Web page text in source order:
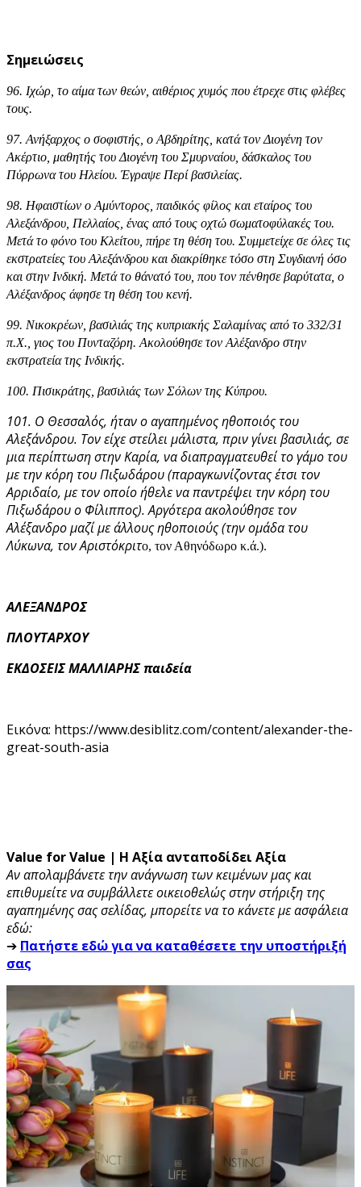
Σημειώσεις
96. Ιχώρ, το αίμα των θεών, αιθέριος χυμός που έτρεχε στις φλέβες
τους.
97. Ανήξαρχος ο σοφιστής, ο Αβδηρίτης, κατά τον Διογένη τον
Ακέρτιο, μαθητής του Διογένη του Σμυρναίου, δάσκαλος του
Πύρρωνα του Ηλείου. Έγραψε Περί βασιλείας.
98. Ηφαιστίων ο Αμύντορος, παιδικός φίλος και εταίρος του
Αλεξάνδρου, Πελλαίος, ένας από τους οχτώ σωματοφύλακές του.
Μετά το φόνο του Κλείτου, πήρε τη θέση του. Συμμετείχε σε όλες τις
εκστρατείες του Αλεξάνδρου και διακρίθηκε τόσο στη Συγδιανή όσο
και στην Ινδική. Μετά το θάνατό του, που τον πένθησε βαρύτατα, ο
Αλέξανδρος άφησε τη θέση του κενή.
99. Νικοκρέων, βασιλιάς της κυπριακής Σαλαμίνας από το 332/31
π.Χ., γιος του Πυνταζόρη. Ακολούθησε τον Αλέξανδρο στην
εκστρατεία της Ινδικής.
100. Πισικράτης, βασιλιάς των Σόλων της Κύπρου.
101. Ο Θεσσαλός, ήταν ο αγαπημένος ηθοποιός του
Αλεξάνδρου. Τον είχε στείλει μάλιστα, πριν γίνει βασιλιάς, σε
μια περίπτωση στην Καρία, να διαπραγματευθεί το γάμο του
με την κόρη του Πιξωδάρου (παραγκωνίζοντας έτσι τον
Αρριδαίο, με τον οποίο ήθελε να παντρέψει την κόρη του
Πιξωδάρου ο Φίλιππος). Αργότερα ακολούθησε τον
Αλέξανδρο μαζί με άλλους ηθοποιούς (την ομάδα του
Λύκωνα, τον Αριστόκριτο, τον Αθηνόδωρο κ.ά.).
ΑΛΕΞΑΝΔΡΟΣ
ΠΛΟΥΤΑΡΧΟΥ
ΕΚΔΟΣΕΙΣ ΜΑΛΛΙΑΡΗΣ παιδεία
Εικόνα: https://www.desiblitz.com/content/alexander-the-
great-south-asia
Value for Value | Η Αξία ανταποδίδει Αξία
Αν απολαμβάνετε την ανάγνωση των κειμένων μας και
επιθυμείτε να συμβάλλετε οικειοθελώς στην στήριξη της
αγαπημένης σας σελίδας, μπορείτε να το κάνετε με ασφάλεια
εδώ:
➔ Πατήστε εδώ για να καταθέσετε την υποστήριξή
σας